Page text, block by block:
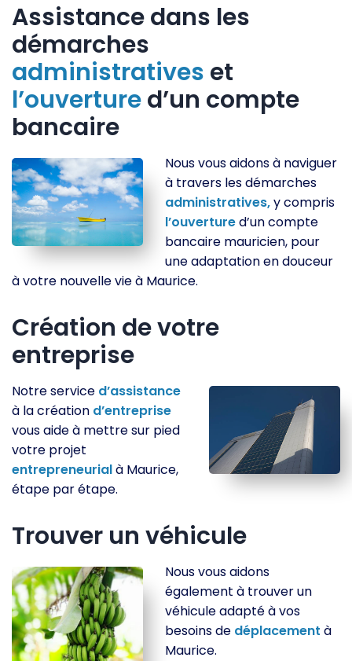
Assistance dans les
démarches
administratives et
l’ouvertured’un compte
bancaire
Nous vous aidons à naviguer
à travers les démarches
administratives,y compris
l’ouvertured’un compte
bancaire mauricien, pour
une adaptation en douceur
à votre nouvelle vie à Maurice.
Création de votre
entreprise
Notre service d’assistance
à la création d’entreprise
vous aide à mettre sur pied
votre projet
entrepreneurialà Maurice,
étape par étape.
Trouver un véhicule
Nous vous aidons
également à trouver un
véhicule adapté à vos
besoins de déplacement à
Maurice.